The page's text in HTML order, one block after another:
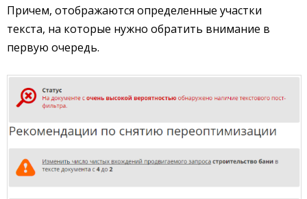
Причем, отображаются определенные участки
текста, на которые нужно обратить внимание в
первую очередь.